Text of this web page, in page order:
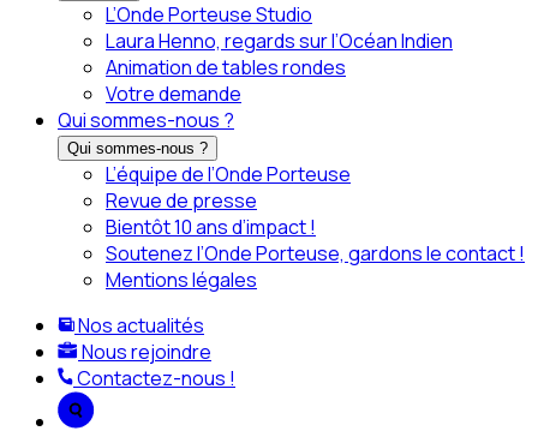
L’Onde Porteuse Studio
Laura Henno, regards sur l’Océan Indien
Animation de tables rondes
Votre demande
Qui sommes-nous ?
Qui sommes-nous ?
L’équipe de l’Onde Porteuse
Revue de presse
Bientôt 10 ans d’impact !
Soutenez l’Onde Porteuse, gardons le contact !
Mentions légales
Nos actualités
Nous rejoindre
Contactez-nous !